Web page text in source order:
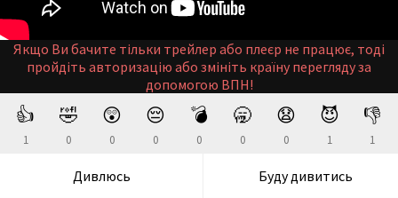
Якщо Ви бачите тільки трейлер або плеєр не працює, тоді
пройдіть авторизацію або змініть країну перегляду за
допомогою ВПН!
👍
1
🤣
0
😲
0
😔
0
💣
0
🥱
0
😧
0
😈
1
👎
1
Дивлюсь Буду дивитись